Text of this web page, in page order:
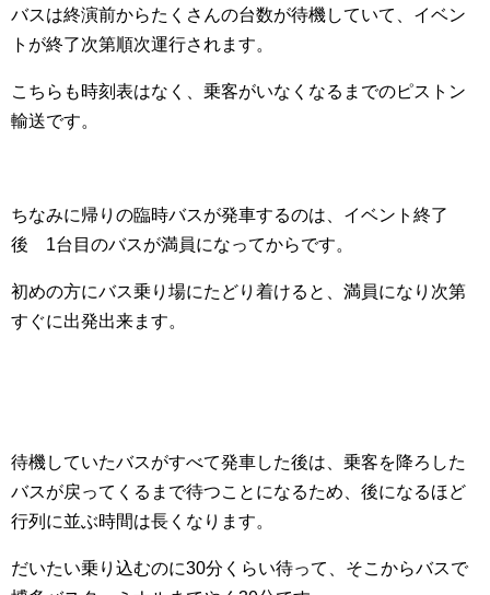
バスは終演前からたくさんの台数が待機していて、イベン
トが終了次第順次運行されます。
こちらも時刻表はなく、乗客がいなくなるまでのピストン
輸送です。
ちなみに帰りの臨時バスが発車するのは、イベント終了
後 1台目のバスが満員になってからです。
初めの方にバス乗り場にたどり着けると、満員になり次第
すぐに出発出来ます。
待機していたバスがすべて発車した後は、乗客を降ろした
バスが戻ってくるまで待つことになるため、後になるほど
行列に並ぶ時間は長くなります。
だいたい乗り込むのに30分くらい待って、そこからバスで